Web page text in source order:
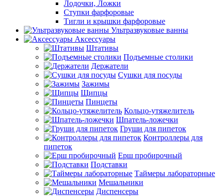
Лодочки, Ложки
Ступки фарфоровые
Тигли и крышки фарфоровые
Ультразвуковые ванны
Аксессуары
Штативы
Подъемные столики
Держатели
Сушки для посуды
Зажимы
Щипцы
Пинцеты
Кольцо-утяжелитель
Шпатель-ложечки
Груши для пипеток
Контроллеры для
пипеток
Ерш пробирочный
Подставки
Таймеры лабораторные
Мешальники
Диспенсеры